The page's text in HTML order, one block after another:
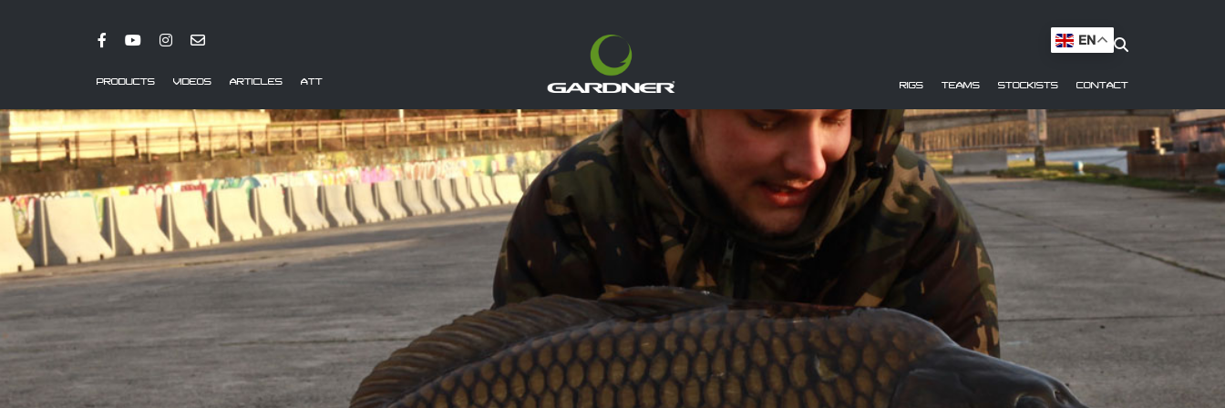
PRODUCTS VIDEOS ARTICLES ATT
EN
RIGS TEAMS STOCKISTS CONTACT